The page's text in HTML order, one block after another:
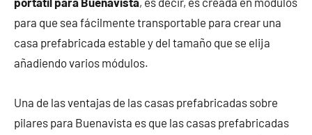
para que sea fácilmente transportable para crear una
casa prefabricada estable y del tamaño que se elija
añadiendo varios módulos.
Una de las ventajas de las casas prefabricadas sobre
pilares para Buenavista es que las casas prefabricadas